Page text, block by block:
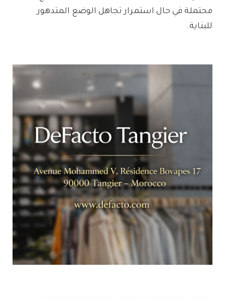
محتملة في حال استمرار تجاهل الوضع المتدهور
للبناية.